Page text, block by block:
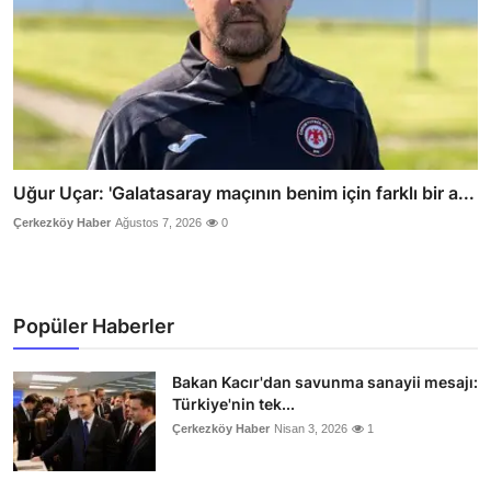
Uğur Uçar: 'Galatasaray maçının benim için farklı bir a...
Çerkezköy Haber Ağustos 7, 2026 0
Popüler Haberler
Bakan Kacır'dan savunma sanayii mesajı:
Türkiye'nin tek...
Çerkezköy Haber Nisan 3, 2026 1